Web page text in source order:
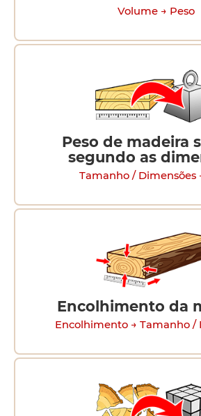
Volume → Peso
Peso de madeira
segundo as
Tamanho / Dimensões
Encolhimento da
Encolhimento → Tamanho /